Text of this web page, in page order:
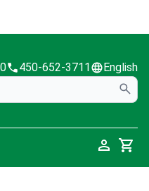
450-652-3711 English
Cart